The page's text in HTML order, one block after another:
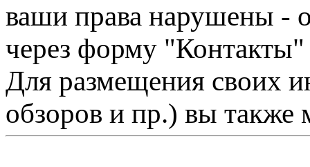
ваши права нарушены -
через форму "Контакты"
Для размещения своих
обзоров и пр.) вы также